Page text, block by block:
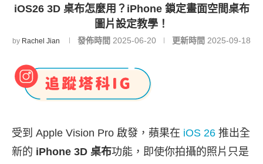
iOS26 3D 桌布怎麼用？iPhone 鎖定畫面空間桌布
圖片設定教學！
by Rachel Jian 發佈時間 2025-06-20 更新時間 2025-09-18
受到 Apple Vision Pro 啟發，蘋果在 iOS 26 推出全
新的 iPhone 3D 桌布功能，即使你拍攝的照片只是